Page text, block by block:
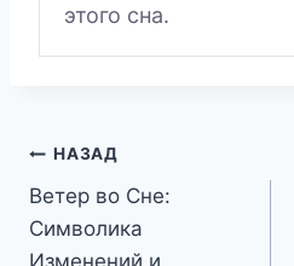
этого сна.
Навигация
по
НАЗАД
Ветер во Сне:
Символика
Изменений и